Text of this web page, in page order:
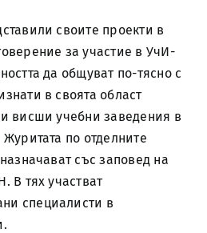
своите проекти в
за участие в УчИ-
да общуват по-тясно с
в своята област
висши учебни заведения в
по отделните
със заповед на
В тях участват
специалисти в